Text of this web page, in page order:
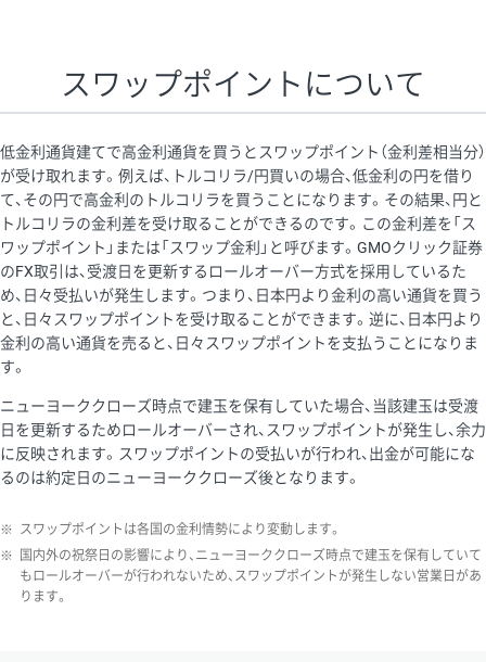
スワップポイントについて
低金利通貨建てで高金利通貨を買うとスワップポイント（金利差相当分）
が受け取れます。例えば、トルコリラ/円買いの場合、低金利の円を借り
て、その円で高金利のトルコリラを買うことになります。その結果、円と
トルコリラの金利差を受け取ることができるのです。この金利差を「ス
ワップポイント」または「スワップ金利」と呼びます。GMOクリック証券
のFX取引は、受渡日を更新するロールオーバー方式を採用しているた
め、日々受払いが発生します。つまり、日本円より金利の高い通貨を買う
と、日々スワップポイントを受け取ることができます。逆に、日本円より
金利の高い通貨を売ると、日々スワップポイントを支払うことになりま
す。
ニューヨーククローズ時点で建玉を保有していた場合、当該建玉は受渡
日を更新するためロールオーバーされ、スワップポイントが発生し、余力
に反映されます。スワップポイントの受払いが行われ、出金が可能にな
るのは約定日のニューヨーククローズ後となります。
※ スワップポイントは各国の金利情勢により変動します。
※
国内外の祝祭日の影響により、ニューヨーククローズ時点で建玉を保有していて
もロールオーバーが行われないため、スワップポイントが発生しない営業日があ
ります。